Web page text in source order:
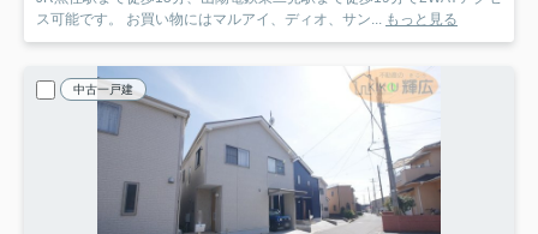
ス可能です。 お買い物にはマルアイ、ディオ、サン... もっと見る
中古一戸建